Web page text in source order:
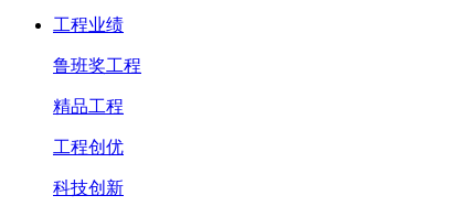
工程业绩
鲁班奖工程
精品工程
工程创优
科技创新